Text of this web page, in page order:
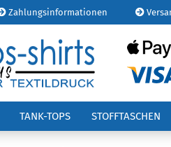
Zahlungsinformationen
TANK-TOPS STOFFTASCHEN